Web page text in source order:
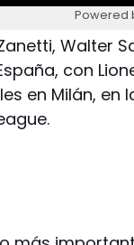
Powered
Walter
con
en Milán, en